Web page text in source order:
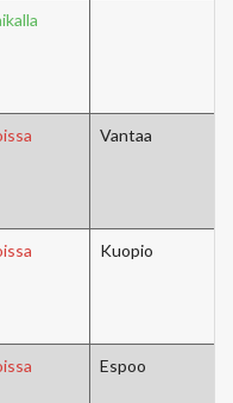
Vantaa
Kuopio
Espoo